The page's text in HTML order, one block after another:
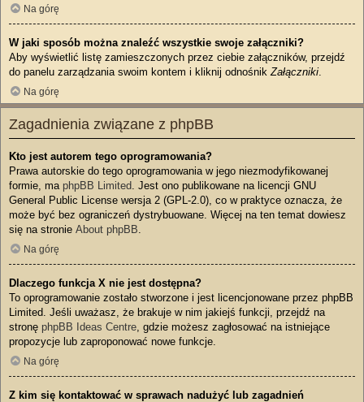
Na górę
W jaki sposób można znaleźć wszystkie swoje załączniki?
Aby wyświetlić listę zamieszczonych przez ciebie załączników, przejdź
do panelu zarządzania swoim kontem i kliknij odnośnikZałączniki.
Na górę
Zagadnienia związane z phpBB
Kto jest autorem tego oprogramowania?
Prawa autorskie do tego oprogramowania w jego niezmodyfikowanej
formie, ma phpBB Limited. Jest ono publikowane na licencji GNU
General Public License wersja 2 (GPL-2.0), co w praktyce oznacza, że
może być bez ograniczeń dystrybuowane. Więcej na ten temat dowiesz
się na stronie About phpBB.
Na górę
Dlaczego funkcja X nie jest dostępna?
To oprogramowanie zostało stworzone i jest licencjonowane przez phpBB
Limited. Jeśli uważasz, że brakuje w nim jakiejś funkcji, przejdź na
stronę phpBB Ideas Centre, gdzie możesz zagłosować na istniejące
propozycje lub zaproponować nowe funkcje.
Na górę
Z kim się kontaktować w sprawach nadużyć lub zagadnień